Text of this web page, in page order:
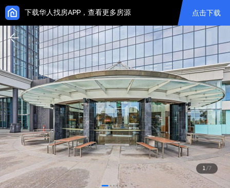
下载华人找房APP，查看更多房源 点击下载
1/7